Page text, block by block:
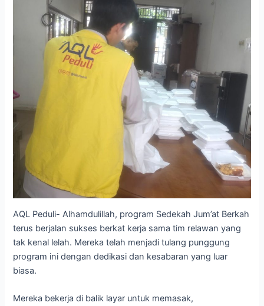
AQL Peduli- Alhamdulillah, program Sedekah Jum’at Berkah
terus berjalan sukses berkat kerja sama tim relawan yang
tak kenal lelah. Mereka telah menjadi tulang punggung
program ini dengan dedikasi dan kesabaran yang luar
biasa.
Mereka bekerja di balik layar untuk memasak,